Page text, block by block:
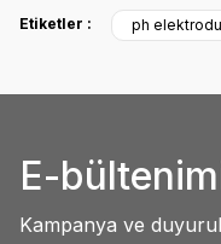
Bu ürünün fiyat bilgisi,
Görüş ve önerileriniz için
Ürün resmi kalitesiz,
Ürün bilgilerinde hatalar
Bu ürüne benzer farklı
Siteyle ilk kez tanışmama
kendine baktırıyor.
Etiketler : ph elektrodu
E-
Kampanya ve